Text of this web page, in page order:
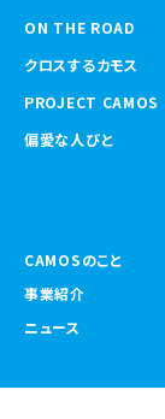
ON THE ROAD
クロスするカモス
PROJECT CAMOS
偏愛な人びと
CAMOSのこと
事業紹介
ニュース